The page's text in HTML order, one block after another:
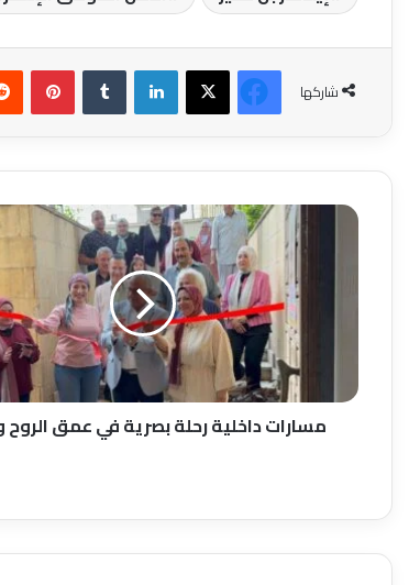
شاركها
فيسبوك‫X لينكدإن
مسارات
مسارات داخلية رحلة بصرية في عمق الروح